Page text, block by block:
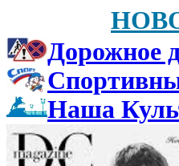
Дорожное
Наша